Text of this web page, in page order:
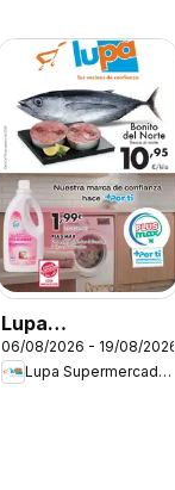
Lupa
Supermercados
Folleto
06/08/2026 - 19/08/2026
Lupa Supermercados